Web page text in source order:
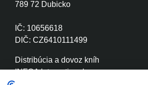
789 72 Dubicko
IČ: 10656618
DIČ: CZ6410111499
Distribúcia a dovoz kníh
INFOA International s.r.o.